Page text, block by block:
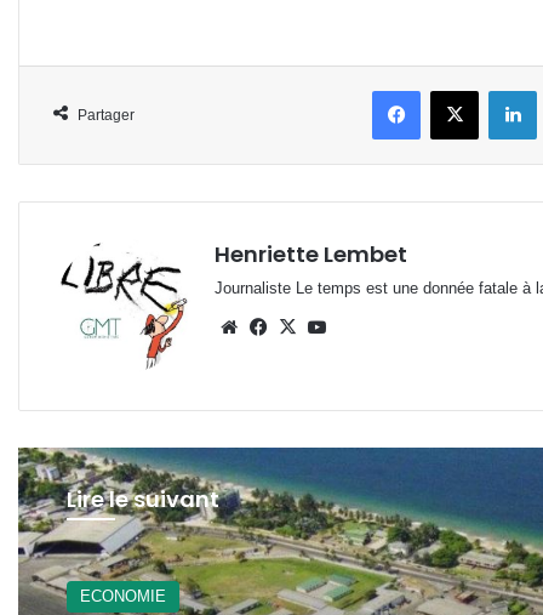
Partager
FacebookX
Henriette Lembet
Journaliste Le temps est une donnée fatale à
WebsiteFacebook
X
Lire le suivant
ECONOMIE